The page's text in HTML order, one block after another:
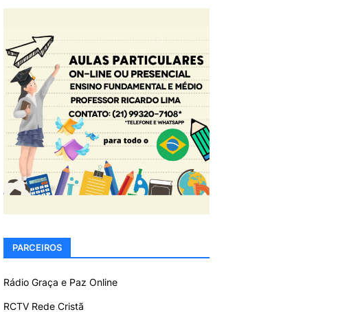
PARCEIROS
Rádio Graça e Paz Online
RCTV Rede Cristã